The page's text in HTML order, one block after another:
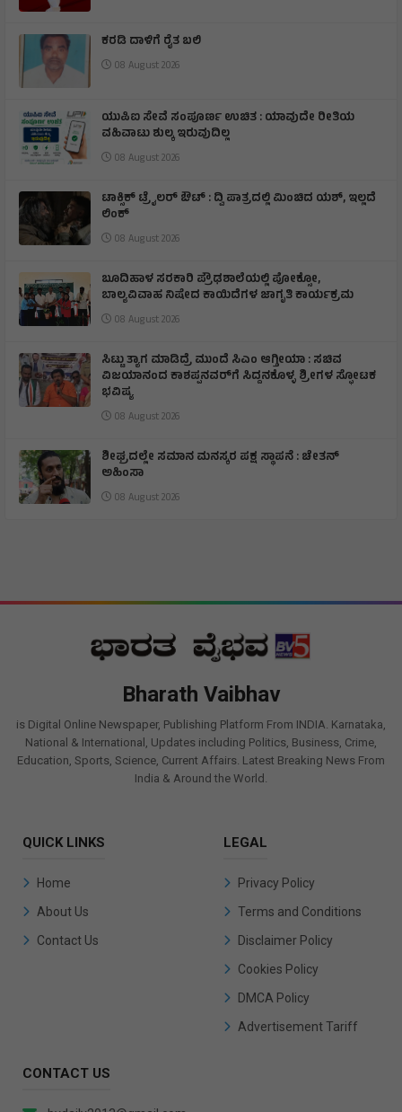
ಕರಡಿ ದಾಳಿಗೆ ರೈತ ಬಲಿ
08 August 2026
ಯುಪಿಐ ಸೇವೆ ಸಂಪೂರ್ಣ ಉಚಿತ : ಯಾವುದೇ ರೀತಿಯ
ವಹಿವಾಟು ಶುಲ್ಕ ಇರುವುದಿಲ್ಲ
08 August 2026
ಟಾಕ್ಸಿಕ್ ಟ್ರೈಲರ್ ಔಟ್ : ದ್ವಿ ಪಾತ್ರದಲ್ಲಿ ಮಿಂಚಿದ ಯಶ್, ಇಲ್ಲದೆ
ಲಿಂಕ್
08 August 2026
ಬೂದಿಹಾಳ ಸರಕಾರಿ ಪ್ರೌಢಶಾಲೆಯಲ್ಲಿ ಪೋಕ್ಸೋ,
ಬಾಲ್ಯವಿವಾಹ ನಿಷೇದ ಕಾಯಿದೆಗಳ ಜಾಗೃತಿ ಕಾರ್ಯಕ್ರಮ
08 August 2026
ಸಿಟ್ಟು ತ್ಯಾಗ ಮಾಡಿದ್ರೆ ಮುಂದೆ ಸಿಎಂ ಆಗ್ತೀಯಾ : ಸಚಿವ
ವಿಜಯಾನಂದ ಕಾಶಪ್ಪನವರ್‌ಗೆ ಸಿದ್ದನಕೊಳ್ಳ ಶ್ರೀಗಳ ಸ್ಫೋಟಕ
ಭವಿಷ್ಯ
08 August 2026
ಶೀಘ್ರದಲ್ಲೇ ಸಮಾನ ಮನಸ್ಕರ ಪಕ್ಷ ಸ್ಥಾಪನೆ : ಚೇತನ್
ಅಹಿಂಸಾ
08 August 2026
Bharath Vaibhav
is Digital Online Newspaper, Publishing Platform From INDIA. Karnataka,
National & International, Updates including Politics, Business, Crime,
Education, Sports, Science, Current Affairs. Latest Breaking News From
India & Around the World.
QUICK LINKS
Home
About Us
Contact Us
LEGAL
Privacy Policy
Terms and Conditions
Disclaimer Policy
Cookies Policy
DMCA Policy
Advertisement Tariff
CONTACT US